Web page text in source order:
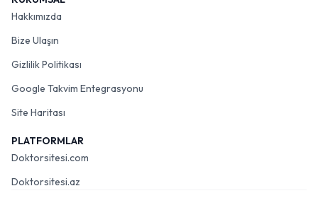
Hakkımızda
Bize Ulaşın
Gizlilik Politikası
Google Takvim Entegrasyonu
Site Haritası
PLATFORMLAR
Doktorsitesi.com
Doktorsitesi.az